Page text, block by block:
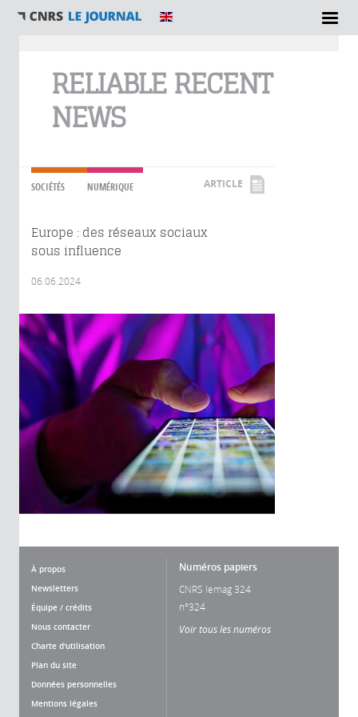
RELIABLE RECENT
NEWS
SOCIÉTÉS NUMÉRIQUE ARTICLE
Europe : des réseaux sociaux
sous influence
06.06.2024
À propos
Newsletters
Équipe / crédits
Nous contacter
Charte d'utilisation
Plan du site
Données personnelles
Mentions légales
Numéros papiers
CNRS lemag 324
n°324
Voir tous les numéros